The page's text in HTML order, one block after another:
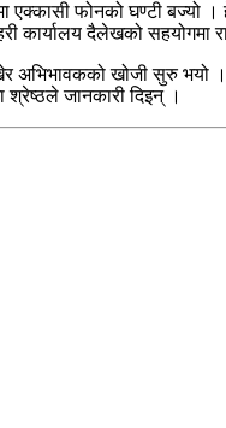
फोनको घण्टी बज्यो ।
कार्यालय दैलेखको सहयोगमा
खोजी सुरु भयो
श्रेष्ठले जानकारी दिइन् ।